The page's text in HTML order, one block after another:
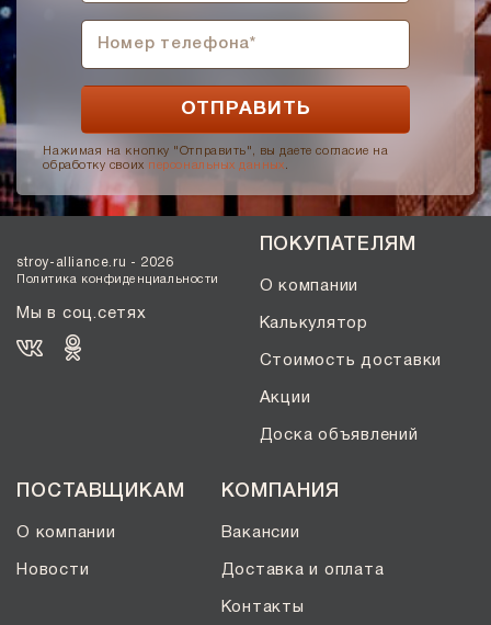
Нажимая на кнопку "Отправить", вы даете согласие на
обработку своих персональных данных .
stroy-alliance.ru - 2026
Политика конфиденциальности
Мы в соц.сетях
ПОКУПАТЕЛЯМ
О компании
Калькулятор
Стоимость доставки
Акции
Доска объявлений
ПОСТАВЩИКАМ
О компании
Новости
КОМПАНИЯ
Вакансии
Доставка и оплата
Контакты